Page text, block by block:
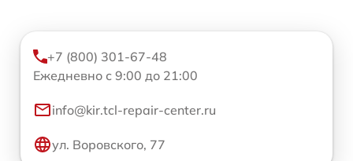
+7 (800) 301-67-48
Ежедневно с 9:00 до 21:00
info@kir.tcl-repair-center.ru
ул. Воровского, 77